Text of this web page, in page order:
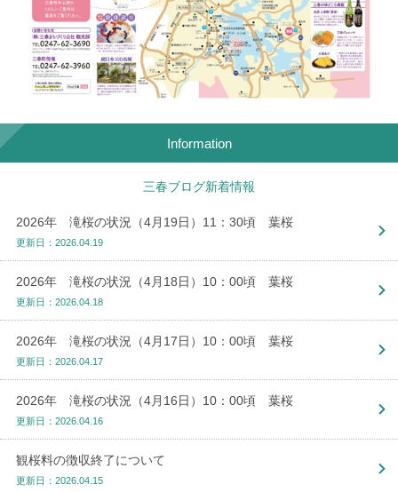
Information
三春ブログ新着情報
2026年 滝桜の状況（4月19日）11：30頃 葉桜
更新日：2026.04.19
2026年 滝桜の状況（4月18日）10：00頃 葉桜
更新日：2026.04.18
2026年 滝桜の状況（4月17日）10：00頃 葉桜
更新日：2026.04.17
2026年 滝桜の状況（4月16日）10：00頃 葉桜
更新日：2026.04.16
観桜料の徴収終了について
更新日：2026.04.15